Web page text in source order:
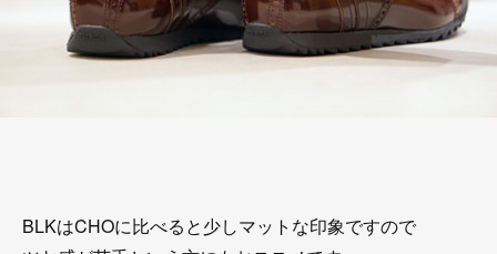
BLKはCHOに比べると少しマットな印象ですので